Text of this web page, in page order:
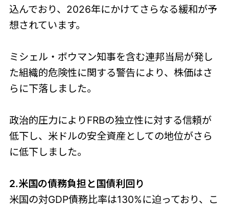
込んでおり、2026年にかけてさらなる緩和が予
想されています。
ミシェル・ボウマン知事を含む連邦当局が発し
た組織的危険性に関する警告により、株価はさ
らに下落しました。
政治的圧力によりFRBの独立性に対する信頼が
低下し、米ドルの安全資産としての地位がさら
に低下しました。
2.米国の債務負担と国債利回り
米国の対GDP債務比率は130%に迫っており、こ